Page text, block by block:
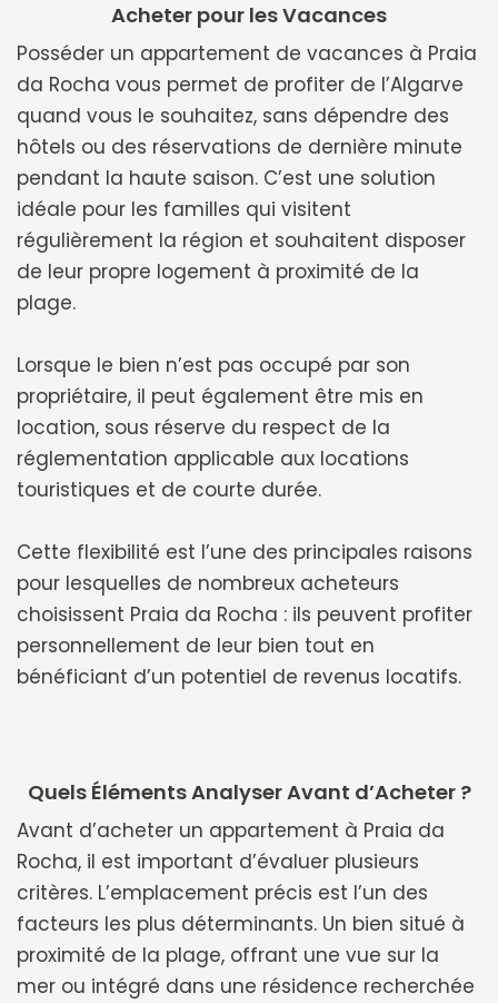
Acheter pour les Vacances
Posséder un appartement de vacances à Praia
da Rocha vous permet de profiter de l’Algarve
quand vous le souhaitez, sans dépendre des
hôtels ou des réservations de dernière minute
pendant la haute saison. C’est une solution
idéale pour les familles qui visitent
régulièrement la région et souhaitent disposer
de leur propre logement à proximité de la
plage.
Lorsque le bien n’est pas occupé par son
propriétaire, il peut également être mis en
location, sous réserve du respect de la
réglementation applicable aux locations
touristiques et de courte durée.
Cette flexibilité est l’une des principales raisons
pour lesquelles de nombreux acheteurs
choisissent Praia da Rocha : ils peuvent profiter
personnellement de leur bien tout en
bénéficiant d’un potentiel de revenus locatifs.
Quels Éléments Analyser Avant d’Acheter ?
Avant d’acheter un appartement à Praia da
Rocha, il est important d’évaluer plusieurs
critères. L’emplacement précis est l’un des
facteurs les plus déterminants. Un bien situé à
proximité de la plage, offrant une vue sur la
mer ou intégré dans une résidence recherchée